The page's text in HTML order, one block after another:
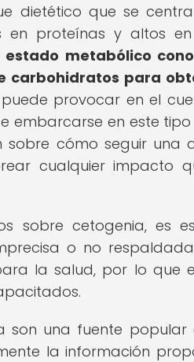
dietético que se
en proteínas y altos
metabólico
carbohidratos para
provocar en el
embarcarse en este
sobre cómo seguir
cualquier impacto
sobre cetogenia, es
o no
la salud, por lo que
son una fuente
la información